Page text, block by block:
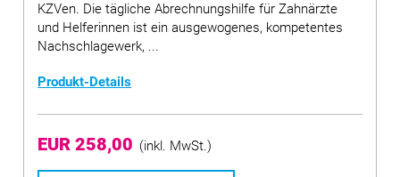
KZVen. Die tägliche Abrechnungshilfe für Zahnärzte
und Helferinnen ist ein ausgewogenes, kompetentes
Nachschlagewerk, ...
Produkt-Details
EUR 258,00 (inkl. MwSt.)